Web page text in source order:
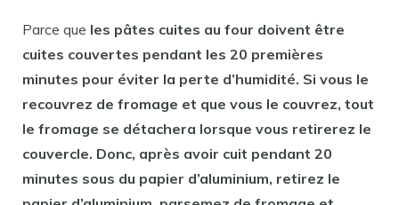
Parce que les pâtes cuites au four doivent être
cuites couvertes pendant les 20 premières
minutes pour éviter la perte d’humidité. Si vous le
recouvrez de fromage et que vous le couvrez, tout
le fromage se détachera lorsque vous retirerez le
couvercle. Donc, après avoir cuit pendant 20
minutes sous du papier d’aluminium, retirez le